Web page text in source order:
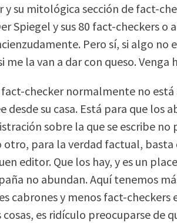
y su mitológica sección de fact-
Spiegel y sus 80 fact-checkers o
Pero sí, si algo no
me la van a dar con queso. Venga
fact-checker normalmente no
su casa. Está para que los
sobre la que se escribe no
otro, para la verdad factual,
editor. Que los hay, y es un
no abundan. Aquí tenemos
cabrones y menos fact-checkers
es ridículo preocuparse de